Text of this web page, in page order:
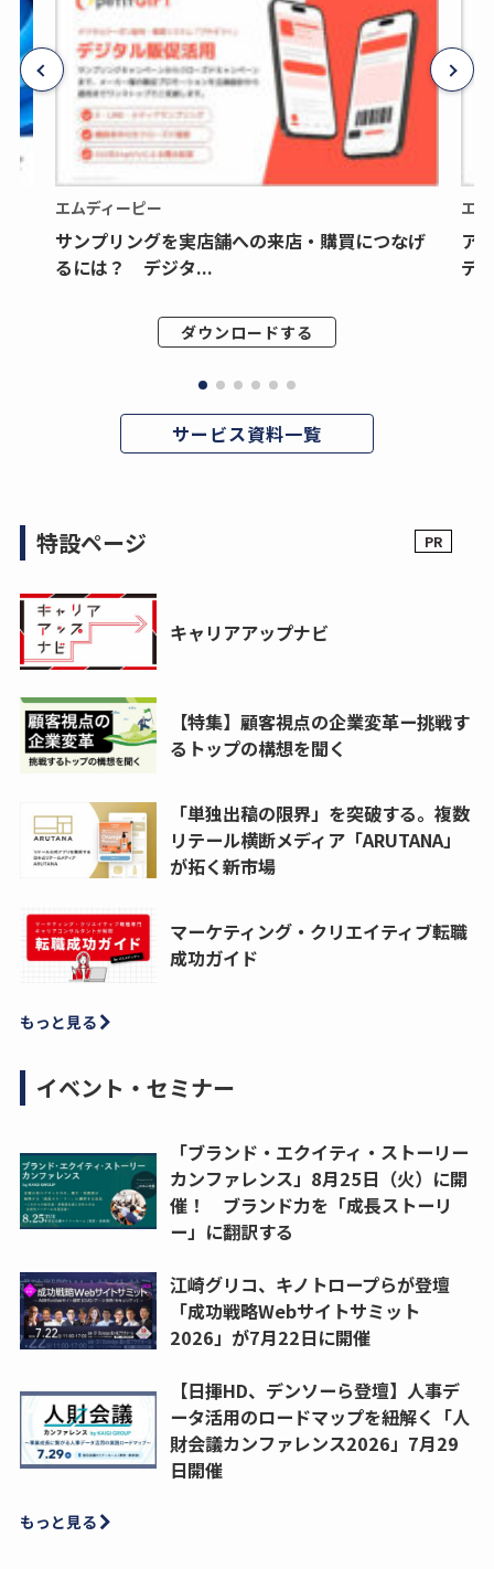
エムディーピー
サンプリングを実店舗への来店・購買につなげ
るには？ デジタ...
ダウンロードする
エ
ア
デ
サービス資料一覧
特設ページ
キャリアアップナビ
【特集】顧客視点の企業変革ー挑戦す
るトップの構想を聞く
「単独出稿の限界」を突破する。複数
リテール横断メディア「ARUTANA」
が拓く新市場
マーケティング・クリエイティブ転職
成功ガイド
もっと見る
イベント・セミナー
「ブランド・エクイティ・ストーリー
カンファレンス」8月25日（火）に開
催！ ブランド力を「成長ストーリ
ー」に翻訳する
江崎グリコ、キノトロープらが登壇
「成功戦略Webサイトサミット
2026」が7月22日に開催
【日揮HD、デンソーら登壇】人事デ
ータ活用のロードマップを紐解く「人
財会議カンファレンス2026」7月29
日開催
もっと見る